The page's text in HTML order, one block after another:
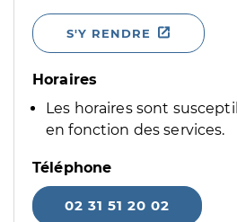
S'Y RENDRE
Horaires
Les horaires sont
en fonction des services.
Téléphone
02 31 51 20 02